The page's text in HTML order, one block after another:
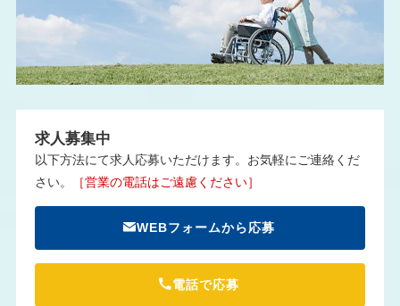
求人募集中
以下方法にて求人応募いただけます。お気軽にご連絡くだ
さい。
［営業の電話はご遠慮ください］
WEBフォームから応募
電話で応募